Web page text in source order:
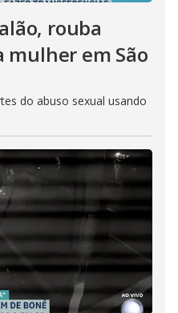
rouba
em São
do abuso sexual usando